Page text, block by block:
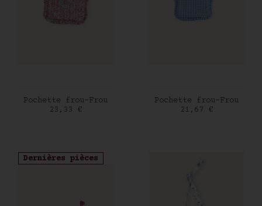
AJOUTER AU PANIER
Pochette frou-Frou
Prix
23,33 €
AJOUTER AU PANIER
Pochette frou-Frou
Prix
21,67 €
Dernières pièces